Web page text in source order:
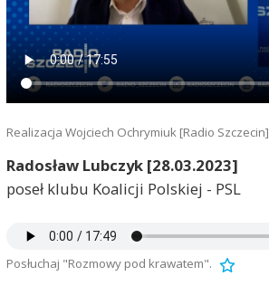
Realizacja Wojciech Ochrymiuk [Radio Szczecin]
Radosław Lubczyk [28.03.2023]
poseł klubu Koalicji Polskiej - PSL
Posłuchaj "Rozmowy pod krawatem".